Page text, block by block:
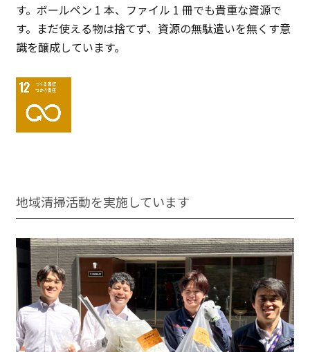
す。ボールペン 1 本、ファイル 1 冊でも貴重な資源で
す。まだ使える物は捨てず、資源の無駄遣いを無くす意
識を醸成しています。
地域清掃活動を実施しています